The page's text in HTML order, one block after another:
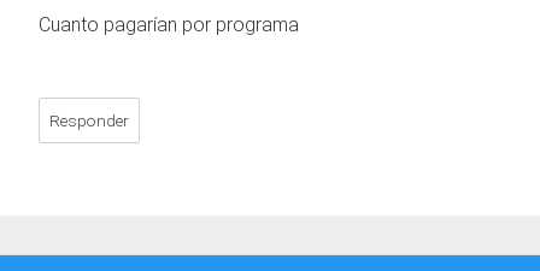
Cuanto pagarían por programa
Responder